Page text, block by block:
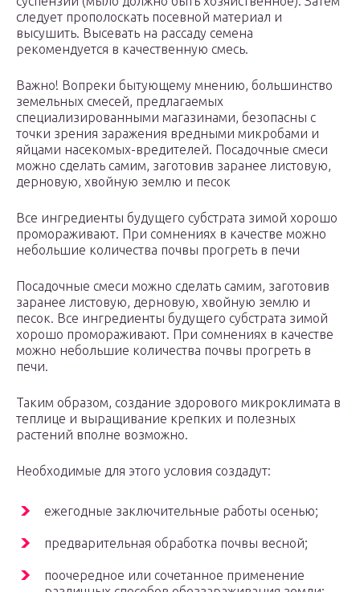
следует прополоскать посевной материал и
высушить. Высевать на рассаду семена
рекомендуется в качественную смесь.
Важно! Вопреки бытующему мнению, большинство
земельных смесей, предлагаемых
специализированными магазинами, безопасны с
точки зрения заражения вредными микробами и
яйцами насекомых-вредителей. Посадочные смеси
можно сделать самим, заготовив заранее листовую,
дерновую, хвойную землю и песок
Все ингредиенты будущего субстрата зимой хорошо
промораживают. При сомнениях в качестве можно
небольшие количества почвы прогреть в печи
Посадочные смеси можно сделать самим, заготовив
заранее листовую, дерновую, хвойную землю и
песок. Все ингредиенты будущего субстрата зимой
хорошо промораживают. При сомнениях в качестве
можно небольшие количества почвы прогреть в
печи.
Таким образом, создание здорового микроклимата в
теплице и выращивание крепких и полезных
растений вполне возможно.
Необходимые для этого условия создадут:
ежегодные заключительные работы осенью;
предварительная обработка почвы весной;
поочередное или сочетанное применение